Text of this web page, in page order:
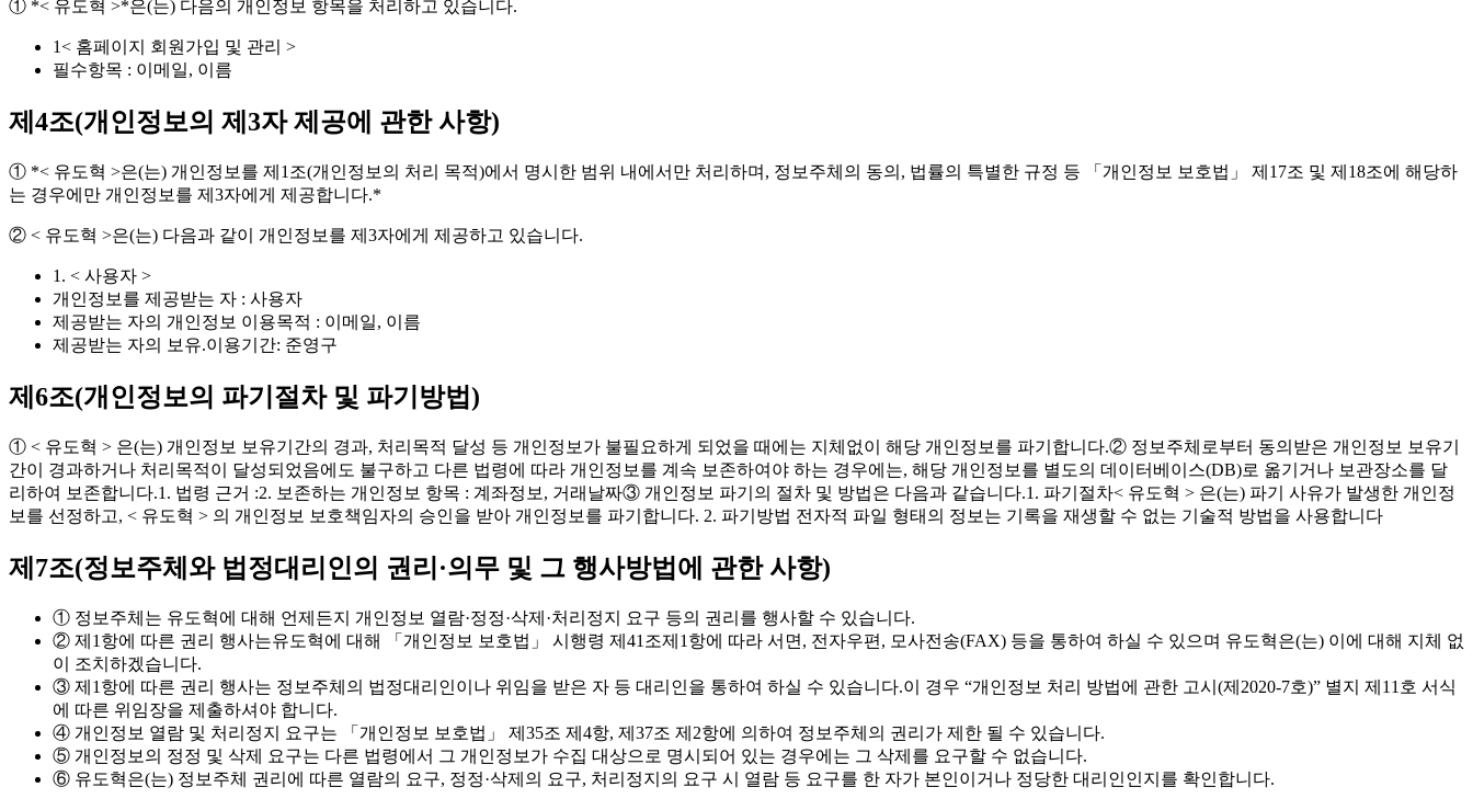
① *< 유도혁 >*은(는) 다음의 개인정보 항목을 처리하고 있습니다.
1< 홈페이지 회원가입 및 관리 >
필수항목 : 이메일, 이름
제4조(개인정보의 제3자 제공에 관한 사항)
① *< 유도혁 >은(는) 개인정보를 제1조(개인정보의 처리 목적)에서 명시한 범위 내에서만 처리하며, 정보주체의 동의, 법률의 특별한 규정 등 「개인정보 보호법」 제17조 및 제18조에 해당하
는 경우에만 개인정보를 제3자에게 제공합니다.*
② < 유도혁 >은(는) 다음과 같이 개인정보를 제3자에게 제공하고 있습니다.
1. < 사용자 >
개인정보를 제공받는 자 : 사용자
제공받는 자의 개인정보 이용목적 : 이메일, 이름
제공받는 자의 보유.이용기간: 준영구
제6조(개인정보의 파기절차 및 파기방법)
① < 유도혁 > 은(는) 개인정보 보유기간의 경과, 처리목적 달성 등 개인정보가 불필요하게 되었을 때에는 지체없이 해당 개인정보를 파기합니다.② 정보주체로부터 동의받은 개인정보 보유기
간이 경과하거나 처리목적이 달성되었음에도 불구하고 다른 법령에 따라 개인정보를 계속 보존하여야 하는 경우에는, 해당 개인정보를 별도의 데이터베이스(DB)로 옮기거나 보관장소를 달
리하여 보존합니다.1. 법령 근거 :2. 보존하는 개인정보 항목 : 계좌정보, 거래날짜③ 개인정보 파기의 절차 및 방법은 다음과 같습니다.1. 파기절차< 유도혁 > 은(는) 파기 사유가 발생한 개인정
보를 선정하고, < 유도혁 > 의 개인정보 보호책임자의 승인을 받아 개인정보를 파기합니다. 2. 파기방법 전자적 파일 형태의 정보는 기록을 재생할 수 없는 기술적 방법을 사용합니다
제7조(정보주체와 법정대리인의 권리·의무 및 그 행사방법에 관한 사항)
① 정보주체는 유도혁에 대해 언제든지 개인정보 열람·정정·삭제·처리정지 요구 등의 권리를 행사할 수 있습니다.
② 제1항에 따른 권리 행사는유도혁에 대해 「개인정보 보호법」 시행령 제41조제1항에 따라 서면, 전자우편, 모사전송(FAX) 등을 통하여 하실 수 있으며 유도혁은(는) 이에 대해 지체 없
이 조치하겠습니다.
③ 제1항에 따른 권리 행사는 정보주체의 법정대리인이나 위임을 받은 자 등 대리인을 통하여 하실 수 있습니다.이 경우 “개인정보 처리 방법에 관한 고시(제2020-7호)” 별지 제11호 서식
에 따른 위임장을 제출하셔야 합니다.
④ 개인정보 열람 및 처리정지 요구는 「개인정보 보호법」 제35조 제4항, 제37조 제2항에 의하여 정보주체의 권리가 제한 될 수 있습니다.
⑤ 개인정보의 정정 및 삭제 요구는 다른 법령에서 그 개인정보가 수집 대상으로 명시되어 있는 경우에는 그 삭제를 요구할 수 없습니다.
⑥ 유도혁은(는) 정보주체 권리에 따른 열람의 요구, 정정·삭제의 요구, 처리정지의 요구 시 열람 등 요구를 한 자가 본인이거나 정당한 대리인인지를 확인합니다.